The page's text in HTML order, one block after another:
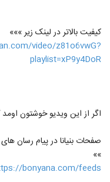
کیفیت بالاتر در لینک زیر »»»
video/z81o6vwG?
playlist=xP9y4DoR
اگر از این ویدیو خوشتون
صفحات بنیانا در پیام رسان
»»
bonyana.com/feeds/